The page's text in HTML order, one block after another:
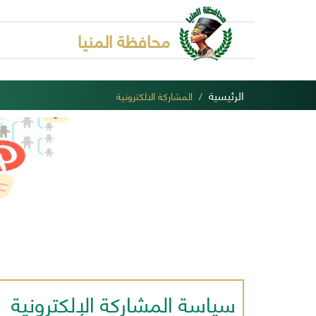
محافظة المنيا
الرئيسية المشاركة الالكترونية
سياسة المشاركة الإلكترونية